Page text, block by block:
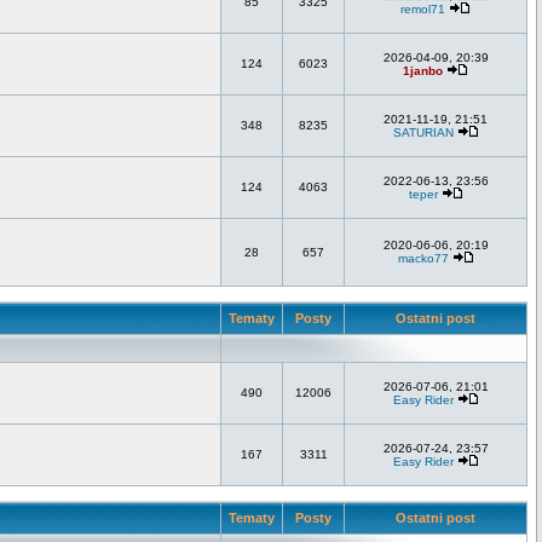
remol71
124 6023
2026-04-09, 20:39
1janbo
348 8235
2021-11-19, 21:51
SATURIAN
124 4063
2022-06-13, 23:56
teper
28 657
2020-06-06, 20:19
macko77
Tematy Posty Ostatni post
490 12006
2026-07-06, 21:01
Easy Rider
167 3311
2026-07-24, 23:57
Easy Rider
Tematy Posty Ostatni post